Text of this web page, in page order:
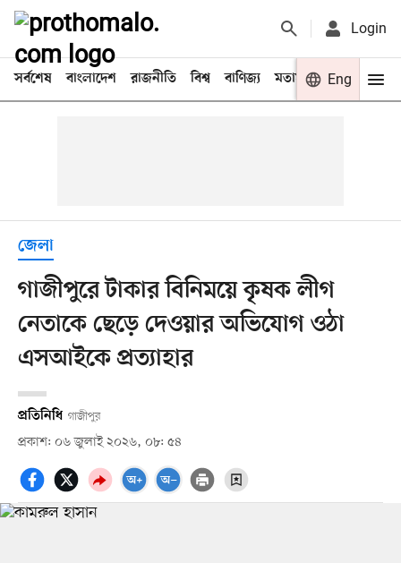
Login
সর্বশেষ বাংলাদেশ রাজনীতি বিশ্ব বাণিজ্য মতামত খেলা
Eng
জেলা
গাজীপুরে টাকার বিনিময়ে কৃষক লীগ
নেতাকে ছেড়ে দেওয়ার অভিযোগ ওঠা
এসআইকে প্রত্যাহার
প্রতিনিধি গাজীপুর
প্রকাশ: ০৬ জুলাই ২০২৬, ০৮: ৫৪